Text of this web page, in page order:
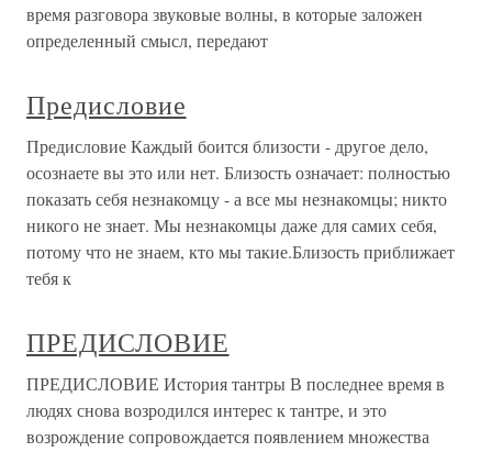
вре­мя разговора звуковые волны, в которые заложен
определенный смысл, передают
Предисловие
Предисловие Каждый боится близости - другое дело,
осознаете вы это или нет. Близость означает: полностью
показать себя незнакомцу - а все мы незнакомцы; никто
никого не знает. Мы незнакомцы даже для самих себя,
потому что не знаем, кто мы такие.Близость приближает
тебя к
ПРЕДИСЛОВИЕ
ПРЕДИСЛОВИЕ История тантры В последнее время в
людях снова возродился интерес к тантре, и это
возрождение сопровождается появлением множества